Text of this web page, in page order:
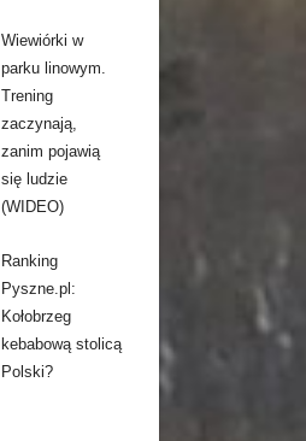
Wiewiórki w
parku linowym.
Trening
zaczynają,
zanim pojawią
się ludzie
(WIDEO)
Ranking
Pyszne.pl:
Kołobrzeg
kebabową stolicą
Polski?